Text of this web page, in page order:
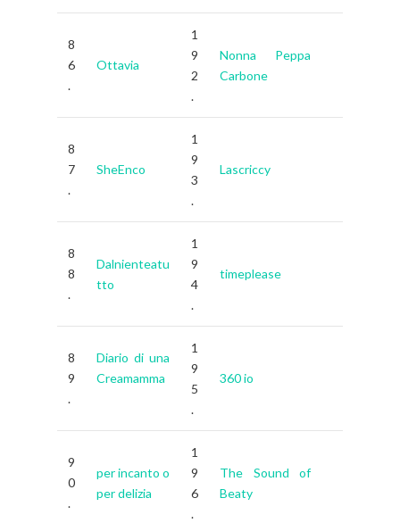
8
6
.
Ottavia
1
9
2
.
Nonna Peppa
Carbone
8
7
.
SheEnco
1
9
3
.
Lascriccy
8
8
.
Dalnienteatu
tto
1
9
4
.
timeplease
8
9
.
Diario di una
Creamamma
1
9
5
.
360 io
9
0
.
per incanto o
per delizia
1
9
6
.
The Sound of
Beaty